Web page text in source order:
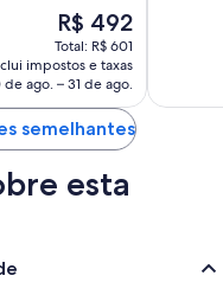
O
preço
é
de
R$ 492
R$ 492
Total: R$ 601
impostos e taxas
ago. – 31 de ago.
semelhantes
esta